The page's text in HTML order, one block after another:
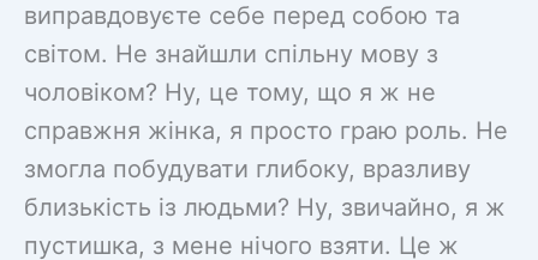
виправдовуєте себе перед собою та
світом. Не знайшли спільну мову з
чоловіком? Ну, це тому, що я ж не
справжня жінка, я просто граю роль. Не
змогла побудувати глибоку, вразливу
близькість із людьми? Ну, звичайно, я ж
пустишка, з мене нічого взяти. Це ж